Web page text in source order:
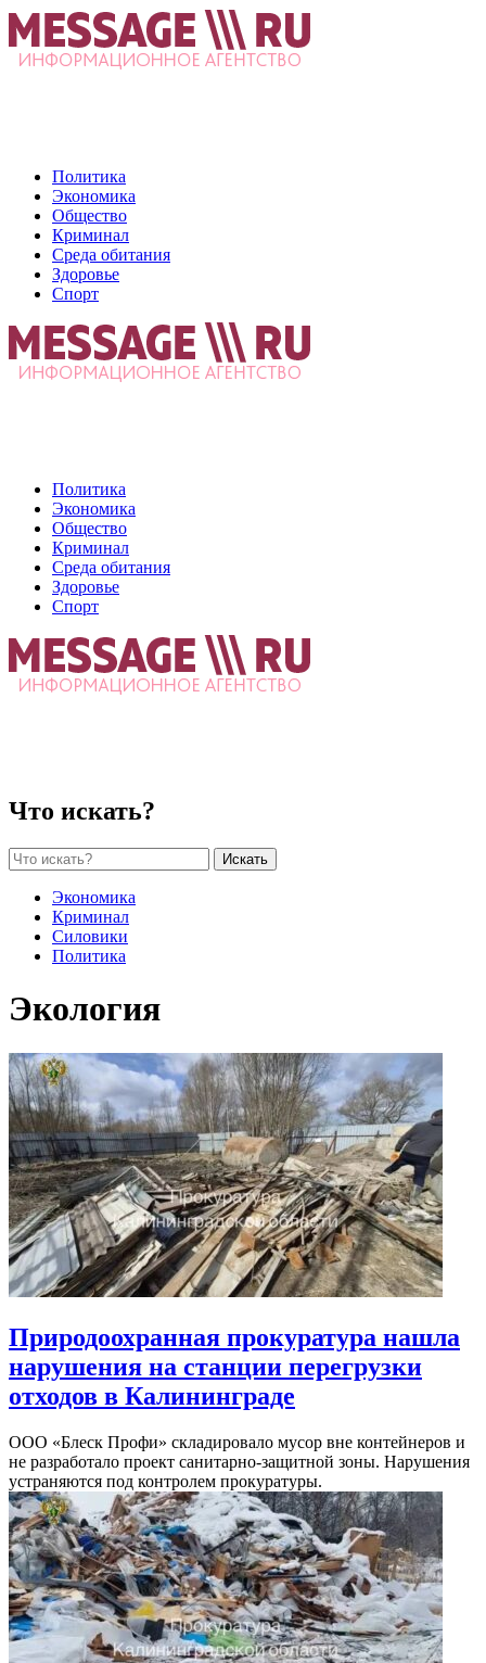
Политика
Экономика
Общество
Криминал
Среда обитания
Здоровье
Спорт
Политика
Экономика
Общество
Криминал
Среда обитания
Здоровье
Спорт
Что искать?
Искать
Экономика
Криминал
Силовики
Политика
Экология
Природоохранная прокуратура нашла
нарушения на станции перегрузки
отходов в Калининграде
ООО «Блеск Профи» складировало мусор вне контейнеров и
не разработало проект санитарно-защитной зоны. Нарушения
устраняются под контролем прокуратуры.